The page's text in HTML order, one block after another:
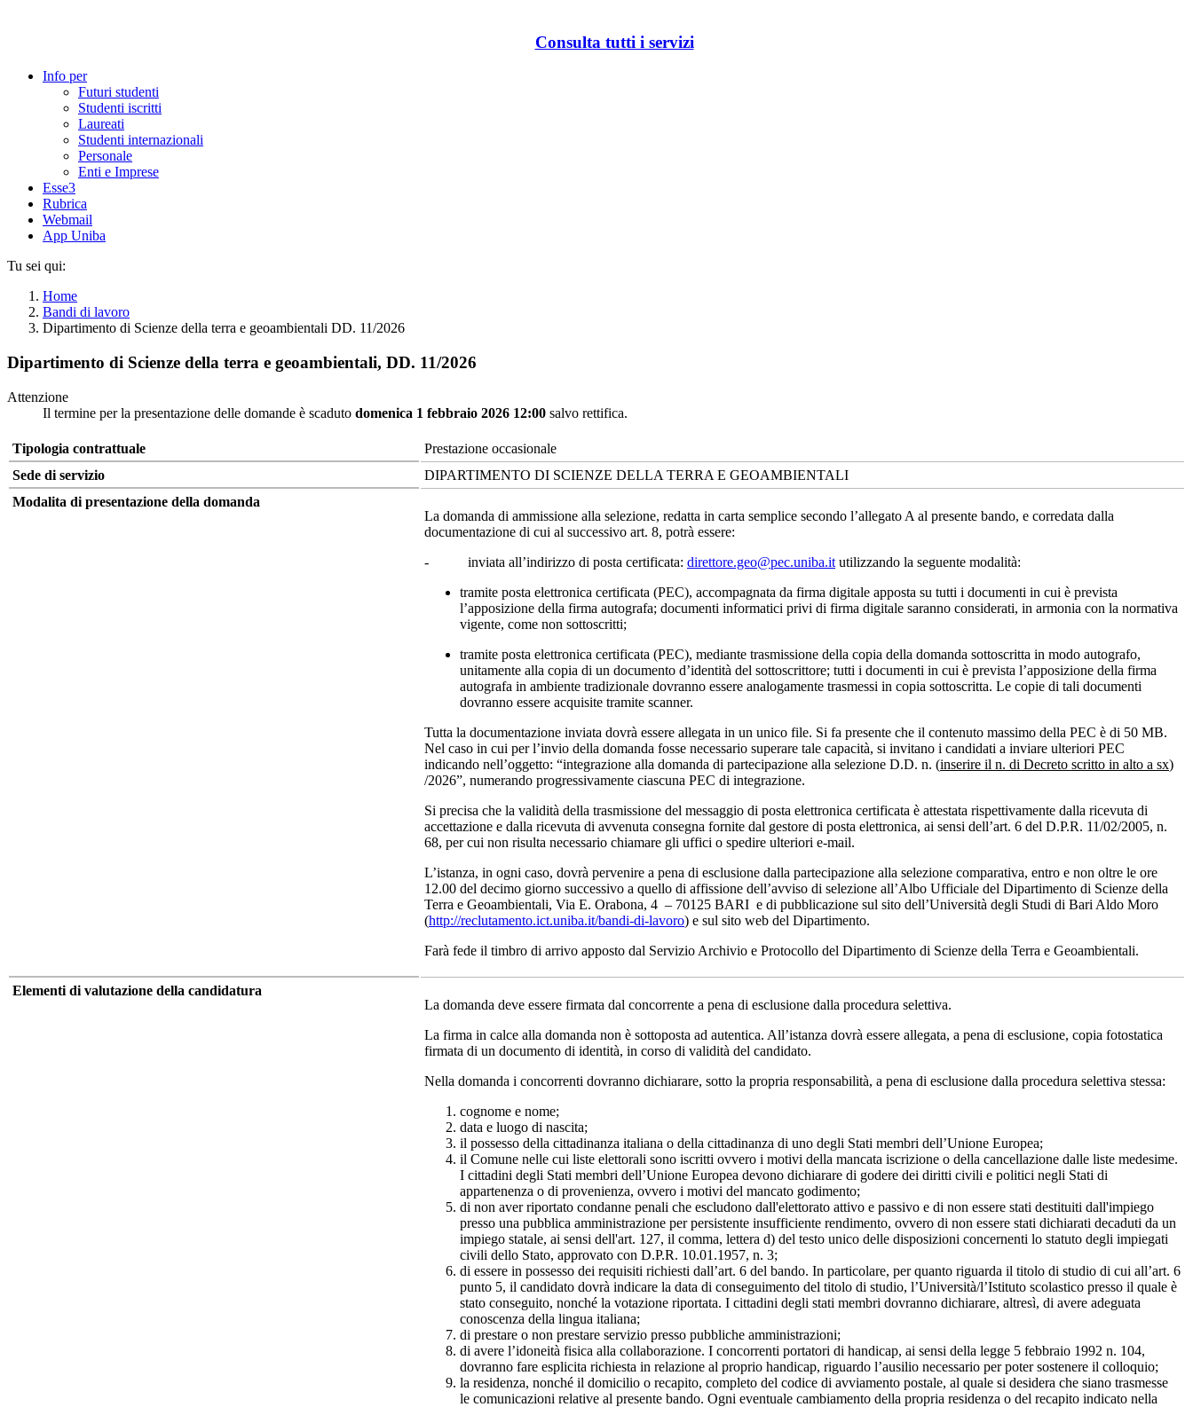
Consulta tutti i servizi
Info per
Futuri studenti
Studenti iscritti
Laureati
Studenti internazionali
Personale
Enti e Imprese
Esse3
Rubrica
Webmail
App Uniba
Tu sei qui:
Home
Bandi di lavoro
Dipartimento di Scienze della terra e geoambientali DD. 11/2026
Dipartimento di Scienze della terra e geoambientali, DD. 11/2026
Attenzione
Il termine per la presentazione delle domande è scaduto domenica 1 febbraio 2026 12:00 salvo rettifica.
Tipologia contrattuale
Prestazione occasionale
Sede di servizio
DIPARTIMENTO DI SCIENZE DELLA TERRA E GEOAMBIENTALI
Modalita di presentazione della domanda
La domanda di ammissione alla selezione, redatta in carta semplice secondo l’allegato A al presente bando, e corredata dalla
documentazione di cui al successivo art. 8, potrà essere:
- inviata all’indirizzo di posta certificata: direttore.geo@pec.uniba.it utilizzando la seguente modalità:
tramite posta elettronica certificata (PEC), accompagnata da firma digitale apposta su tutti i documenti in cui è prevista
l’apposizione della firma autografa; documenti informatici privi di firma digitale saranno considerati, in armonia con la normativa
vigente, come non sottoscritti;
tramite posta elettronica certificata (PEC), mediante trasmissione della copia della domanda sottoscritta in modo autografo,
unitamente alla copia di un documento d’identità del sottoscrittore; tutti i documenti in cui è prevista l’apposizione della firma
autografa in ambiente tradizionale dovranno essere analogamente trasmessi in copia sottoscritta. Le copie di tali documenti
dovranno essere acquisite tramite scanner.
Tutta la documentazione inviata dovrà essere allegata in un unico file. Si fa presente che il contenuto massimo della PEC è di 50 MB.
Nel caso in cui per l’invio della domanda fosse necessario superare tale capacità, si invitano i candidati a inviare ulteriori PEC
indicando nell’oggetto: “integrazione alla domanda di partecipazione alla selezione D.D. n. (inserire il n. di Decreto scritto in alto a sx)
/2026”, numerando progressivamente ciascuna PEC di integrazione.
Si precisa che la validità della trasmissione del messaggio di posta elettronica certificata è attestata rispettivamente dalla ricevuta di
accettazione e dalla ricevuta di avvenuta consegna fornite dal gestore di posta elettronica, ai sensi dell’art. 6 del D.P.R. 11/02/2005, n.
68, per cui non risulta necessario chiamare gli uffici o spedire ulteriori e-mail.
L’istanza, in ogni caso, dovrà pervenire a pena di esclusione dalla partecipazione alla selezione comparativa, entro e non oltre le ore
12.00 del decimo giorno successivo a quello di affissione dell’avviso di selezione all’Albo Ufficiale del Dipartimento di Scienze della
Terra e Geoambientali, Via E. Orabona, 4 – 70125 BARI e di pubblicazione sul sito dell’Università degli Studi di Bari Aldo Moro
(http://reclutamento.ict.uniba.it/bandi-di-lavoro) e sul sito web del Dipartimento.
Farà fede il timbro di arrivo apposto dal Servizio Archivio e Protocollo del Dipartimento di Scienze della Terra e Geoambientali.
Elementi di valutazione della candidatura
La domanda deve essere firmata dal concorrente a pena di esclusione dalla procedura selettiva.
La firma in calce alla domanda non è sottoposta ad autentica. All’istanza dovrà essere allegata, a pena di esclusione, copia fotostatica
firmata di un documento di identità, in corso di validità del candidato.
Nella domanda i concorrenti dovranno dichiarare, sotto la propria responsabilità, a pena di esclusione dalla procedura selettiva stessa:
cognome e nome;
data e luogo di nascita;
il possesso della cittadinanza italiana o della cittadinanza di uno degli Stati membri dell’Unione Europea;
il Comune nelle cui liste elettorali sono iscritti ovvero i motivi della mancata iscrizione o della cancellazione dalle liste medesime.
I cittadini degli Stati membri dell’Unione Europea devono dichiarare di godere dei diritti civili e politici negli Stati di
appartenenza o di provenienza, ovvero i motivi del mancato godimento;
di non aver riportato condanne penali che escludono dall'elettorato attivo e passivo e di non essere stati destituiti dall'impiego
presso una pubblica amministrazione per persistente insufficiente rendimento, ovvero di non essere stati dichiarati decaduti da un
impiego statale, ai sensi dell'art. 127, il comma, lettera d) del testo unico delle disposizioni concernenti lo statuto degli impiegati
civili dello Stato, approvato con D.P.R. 10.01.1957, n. 3;
di essere in possesso dei requisiti richiesti dall’art. 6 del bando. In particolare, per quanto riguarda il titolo di studio di cui all’art. 6
punto 5, il candidato dovrà indicare la data di conseguimento del titolo di studio, l’Università/l’Istituto scolastico presso il quale è
stato conseguito, nonché la votazione riportata. I cittadini degli stati membri dovranno dichiarare, altresì, di avere adeguata
conoscenza della lingua italiana;
di prestare o non prestare servizio presso pubbliche amministrazioni;
di avere l’idoneità fisica alla collaborazione. I concorrenti portatori di handicap, ai sensi della legge 5 febbraio 1992 n. 104,
dovranno fare esplicita richiesta in relazione al proprio handicap, riguardo l’ausilio necessario per poter sostenere il colloquio;
la residenza, nonché il domicilio o recapito, completo del codice di avviamento postale, al quale si desidera che siano trasmesse
le comunicazioni relative al presente bando. Ogni eventuale cambiamento della propria residenza o del recapito indicato nella